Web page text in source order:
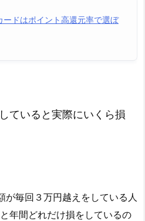
ードはポイント高還元率で選ぼ
ていると実際にいくら損
が毎回３万円越えをしている人
年間どれだけ損をしているの